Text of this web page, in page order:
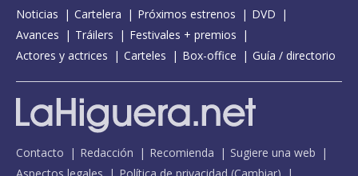
Noticias Cartelera Próximos estrenos
DVD
Avances
Tráilers
Festivales + premios
Actores y actrices
Carteles Box-office Guía / directorio
Contacto Redacción Recomienda
Sugiere una web
Aspectos legales
Política de privacidad (Cambiar)